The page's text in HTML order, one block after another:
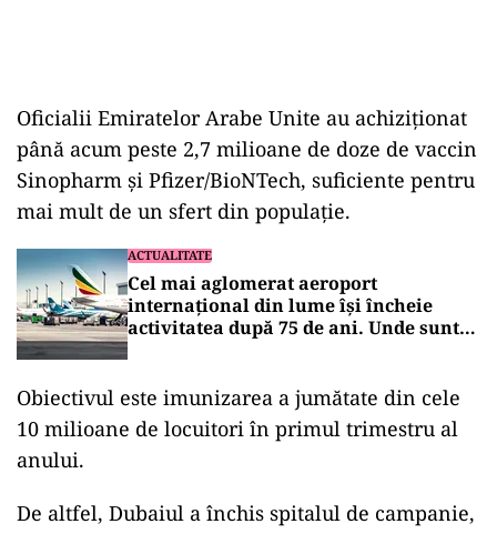
Oficialii Emiratelor Arabe Unite au achiziționat
până acum peste 2,7 milioane de doze de vaccin
Sinopharm și Pfizer/BioNTech, suficiente pentru
mai mult de un sfert din populație.
ACTUALITATE
Cel mai aglomerat aeroport
internațional din lume își încheie
activitatea după 75 de ani. Unde sunt
Obiectivul este imunizarea a jumătate din cele
10 milioane de locuitori în primul trimestru al
anului.
De altfel, Dubaiul a închis spitalul de campanie,